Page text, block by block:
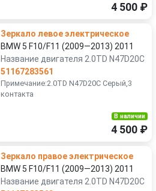
4 500 ₽
Зеркало левое электрическое
BMW 5 F10/F11 (2009—2013) 2011
Название двигателя 2.0TD N47D20C
51167283561
Примечание:2.0TD N47D20C Серый,3
контакта
В наличии
4 500 ₽
Зеркало правое электрическое
BMW 5 F10/F11 (2009—2013) 2011
Название двигателя 2.0TD N47D20C